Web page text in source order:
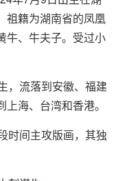
祖籍为湖南省的凤凰
牛、牛夫子。受过小
，流落到安徽、福建
海、台湾和香港。
时间主攻版画，其独